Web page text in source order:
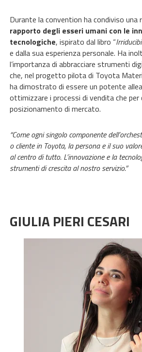
Durante la convention ha condiviso una
rapporto degli esseri umani con le
tecnologiche, ispirato dal libro “
e dalla sua esperienza personale. Ha
l’importanza di abbracciare strumenti
che, nel progetto pilota di Toyota
ha dimostrato di essere un potente
ottimizzare i processi di vendita che per
posizionamento di mercato.
“Come ogni singolo componente
o cliente in Toyota, la persona e il suo
al centro di tutto. L’innovazione e la
strumenti di crescita al nostro servizio.”
GIULIA PIERI CESARI